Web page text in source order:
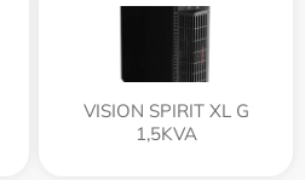
VISION SPIRIT XL G
1,5KVA